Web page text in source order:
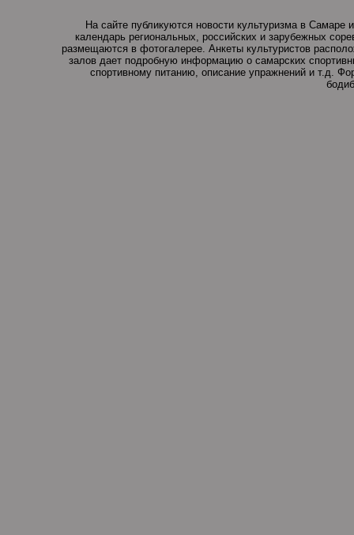
На сайте публикуются новости культуризма в
календарь региональных, российских и зарубежных
размещаются в фотогалерее. Анкеты культуристов
залов дает подробную информацию о самарских
спортивному питанию, описание упражнений и т.д.